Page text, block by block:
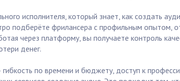
исполнителя, который знает, как создать
подберёте фрилансера с профильным опытом,
через платформу, вы получаете контроль
денег.
гибкость по времени и бюджету, доступ к